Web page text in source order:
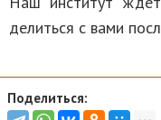
делиться с вами
Поделиться: